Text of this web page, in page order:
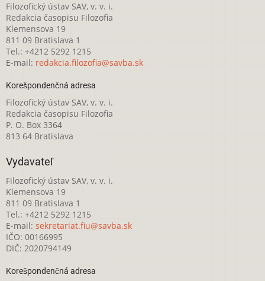
Filozofický ústav SAV, v. v. i.
Redakcia časopisu Filozofia
Klemensova 19
811 09 Bratislava 1
Tel.: +4212 5292 1215
E-mail: redakcia.filozofia@savba.sk
Korešpondenčná adresa
Filozofický ústav SAV, v. v. i.
Redakcia časopisu Filozofia
P. O. Box 3364
813 64 Bratislava
Vydavateľ
Filozofický ústav SAV, v. v. i.
Klemensova 19
811 09 Bratislava 1
Tel.: +4212 5292 1215
E-mail: sekretariat.fiu@savba.sk
IČO: 00166995
DIČ: 2020794149
Korešpondenčná adresa